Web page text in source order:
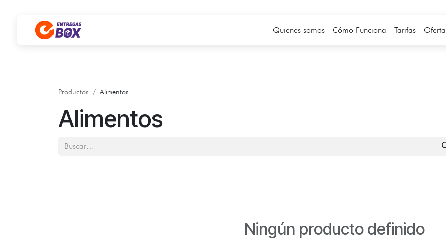
Quienes somos Cómo Funciona Tarifas
Productos Alimentos
Alimentos
Ningún producto definido